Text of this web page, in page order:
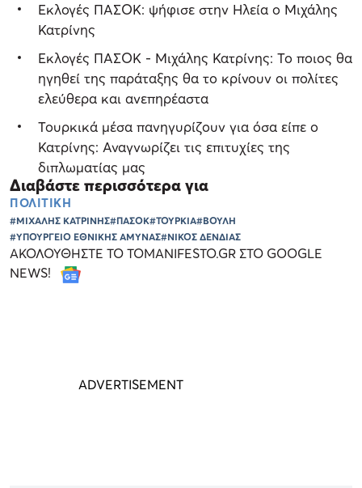
Εκλογές ΠΑΣΟΚ: ψήφισε στην Ηλεία ο Μιχάλης
Κατρίνης
Εκλογές ΠΑΣΟΚ - Μιχάλης Κατρίνης: Το ποιος θα
ηγηθεί της παράταξης θα το κρίνουν οι πολίτες
ελεύθερα και ανεπηρέαστα
Τουρκικά μέσα πανηγυρίζουν για όσα είπε ο
Κατρίνης: Αναγνωρίζει τις επιτυχίες της
διπλωματίας μας
Διαβάστε περισσότερα για
ΠΟΛΙΤΙΚΗ
#ΜΙΧΑΛΗΣ ΚΑΤΡΙΝΗΣ#ΠΑΣΟΚ#ΤΟΥΡΚΙΑ#ΒΟΥΛΗ
#ΥΠΟΥΡΓΕΙΟ ΕΘΝΙΚΗΣ ΑΜΥΝΑΣ#ΝΙΚΟΣ ΔΕΝΔΙΑΣ
ΑΚΟΛΟΥΘΗΣΤΕ ΤΟ TOMANIFESTO.GR ΣΤΟ GOOGLE
NEWS!